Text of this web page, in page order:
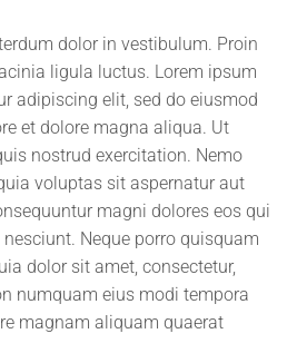
dolor in vestibulum. Proin
ligula luctus. Lorem ipsum
adipiscing elit, sed do eiusmod
et dolore magna aliqua. Ut
nostrud exercitation. Nemo
voluptas sit aspernatur aut
magni dolores eos qui
Neque porro quisquam
dolor sit amet, consectetur,
numquam eius modi tempora
magnam aliquam quaerat